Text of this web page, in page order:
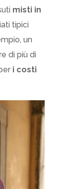
misti in
tipici
un
di più di
i costi